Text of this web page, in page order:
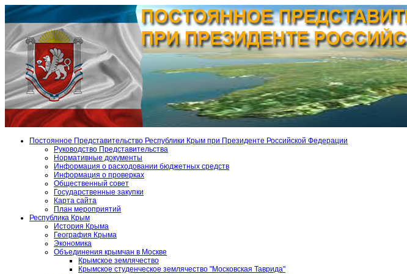
Постоянное Представительство Республики Крым при Президенте Российской Федерации
Руководство Представительства
Нормативные документы
Информация о расходовании бюджетных средств
Информация о проверках
Общественный совет
Государственные закупки
Карта сайта
План мероприятий
Республика Крым
История Крыма
География Крыма
Экономика
Объединения крымчан в Москве
Крымское землячество
Крымское студенческое землячество "Московская Таврида"